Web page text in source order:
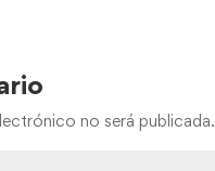
no será publicada.